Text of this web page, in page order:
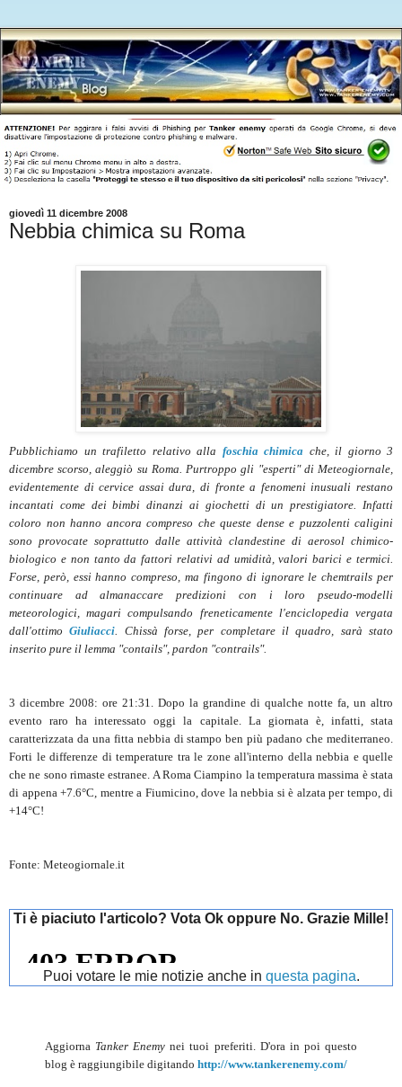
giovedì 11 dicembre 2008
Nebbia chimica su Roma
Pubblichiamo un trafiletto relativo alla foschia chimica che, il giorno 3
dicembre scorso, aleggiò su Roma. Purtroppo gli "esperti" di Meteogiornale,
evidentemente di cervice assai dura, di fronte a fenomeni inusuali restano
incantati come dei bimbi dinanzi ai giochetti di un prestigiatore. Infatti
coloro non hanno ancora compreso che queste dense e puzzolenti caligini
sono provocate soprattutto dalle attività clandestine di aerosol chimico-
biologico e non tanto da fattori relativi ad umidità, valori barici e termici.
Forse, però, essi hanno compreso, ma fingono di ignorare le chemtrails per
continuare ad almanaccare predizioni con i loro pseudo-modelli
meteorologici, magari compulsando freneticamente l'enciclopedia vergata
dall'ottimoGiuliacci . Chissà forse, per completare il quadro, sarà stato
inserito pure il lemma "contails", pardon "contrails".
3 dicembre 2008: ore 21:31. Dopo la grandine di qualche notte fa, un altro
evento raro ha interessato oggi la capitale. La giornata è, infatti, stata
caratterizzata da una fitta nebbia di stampo ben più padano che mediterraneo.
Forti le differenze di temperature tra le zone all'interno della nebbia e quelle
che ne sono rimaste estranee. A Roma Ciampino la temperatura massima è stata
di appena +7.6°C, mentre a Fiumicino, dove la nebbia si è alzata per tempo, di
+14°C!
Fonte: Meteogiornale.it
Ti è piaciuto l'articolo? Vota Ok oppure No. Grazie Mille!
Puoi votare le mie notizie anche in questa pagina.
Aggiorna Tanker Enemy nei tuoi preferiti. D'ora in poi questo
blog è raggiungibile digitando http://www.tankerenemy.com/